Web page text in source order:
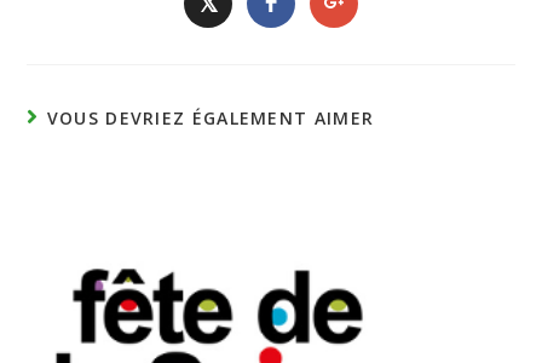
VOUS DEVRIEZ ÉGALEMENT AIMER